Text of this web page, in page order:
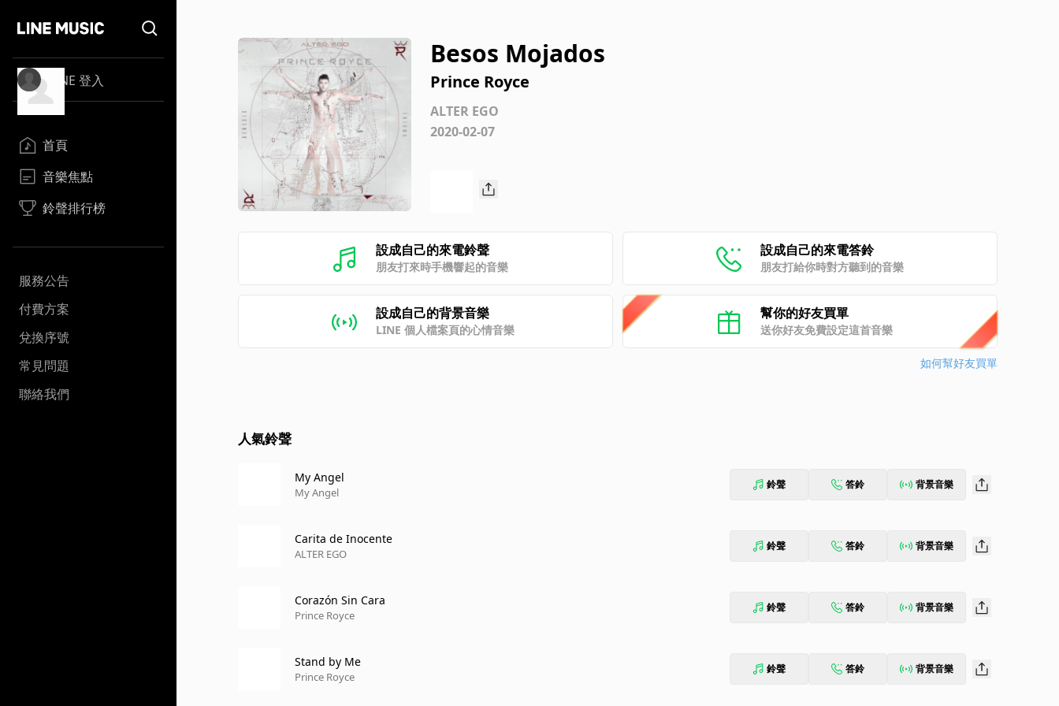
LINE 登入
首頁
音樂焦點
鈴聲排行榜
服務公告
付費方案
兌換序號
常見問題
聯絡我們
Besos Mojados
Prince Royce
ALTER EGO
2020-02-07
設成自己的來電鈴聲
朋友打來時手機響起的音樂
設成自己的來電答鈴
朋友打給你時對方聽到的音樂
設成自己的背景音樂
LINE 個人檔案頁的心情音樂
幫你的好友買單
送你好友免費設定這首音樂
如何幫好友買單
人氣鈴聲
My Angel
My Angel
鈴聲 答鈴 背景音樂
Carita de Inocente
ALTER EGO
鈴聲 答鈴 背景音樂
Corazón Sin Cara
Prince Royce
鈴聲 答鈴 背景音樂
Stand by Me
Prince Royce
鈴聲 答鈴 背景音樂